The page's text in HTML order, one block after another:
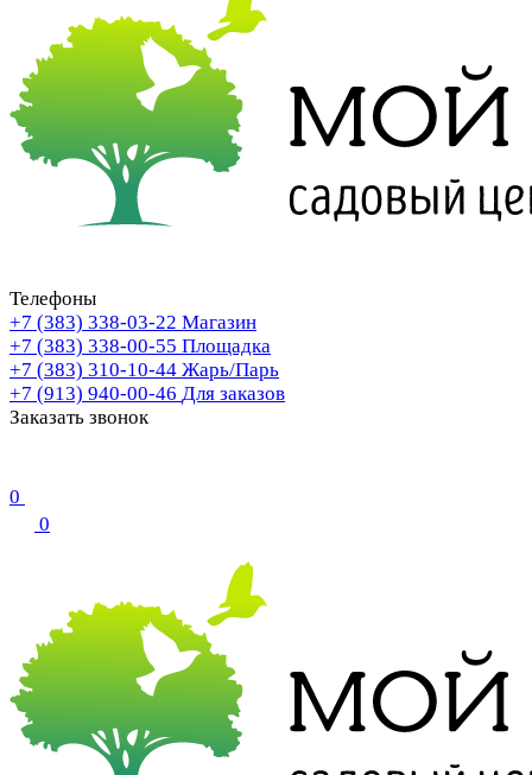
Телефоны
+7 (383) 338-03-22 Магазин
+7 (383) 338-00-55 Площадка
+7 (383) 310-10-44 Жарь/Парь
+7 (913) 940-00-46 Для заказов
Заказать звонок
0
0